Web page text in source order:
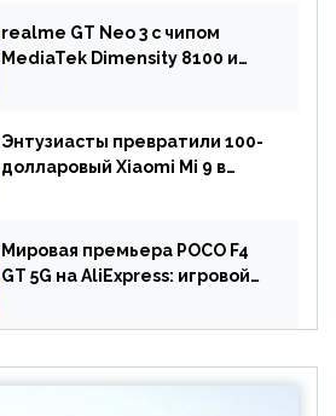
OnePlus 10 Pro
realme GT Neo 3 с чипом
MediaTek Dimensity 8100 и
Энтузиасты превратили 100-
долларовый Xiaomi Mi 9 в
Мировая премьера POCO F4
GT 5G на AliExpress: игровой
Snapdragon 8 Gen 1 по